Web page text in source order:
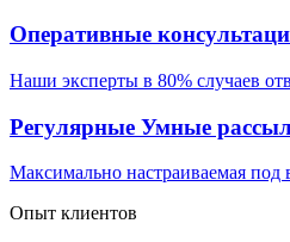
Оперативные
Наши эксперты в 80% случаев
Регулярные Умные
Максимально настраиваемая под
Опыт клиентов